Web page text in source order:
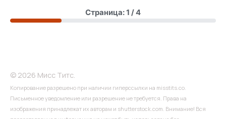
Страница: 1 / 4
© 2026 Мисс Титс.
Копирование разрешено при наличии гиперссылки на misstits.co.
Письменное уведомление или разрешение не требуется. Права на
изображения принадлежат их авторам и shutterstock.com. Внимание! Вся